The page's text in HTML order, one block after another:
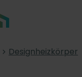
Designheizkörper